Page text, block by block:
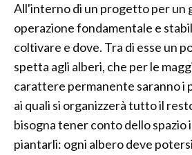
All'interno di un progetto per un
operazione fondamentale e
coltivare e dove. Tra di esse un
spetta agli alberi, che per le
carattere permanente saranno i
ai quali si organizzerà tutto il
bisogna tener conto dello spazio
piantarli: ogni albero deve